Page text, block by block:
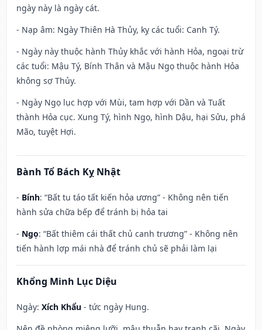
ngày này là ngày cát.
- Nạp âm: Ngày Thiên Hà Thủy, kỵ các tuổi: Canh Tý.
- Ngày này thuộc hành Thủy khắc với hành Hỏa, ngoại trừ
các tuổi: Mậu Tý, Bính Thân và Mậu Ngọ thuộc hành Hỏa
không sợ Thủy.
- Ngày Ngọ lục hợp với Mùi, tam hợp với Dần và Tuất
thành Hỏa cục. Xung Tý, hình Ngọ, hình Dậu, hại Sửu, phá
Mão, tuyệt Hợi.
Bành Tổ Bách Kỵ Nhật
- Bính: “Bất tu táo tất kiến hỏa ương” - Không nên tiến
hành sửa chữa bếp để tránh bị hỏa tai
- Ngọ: “Bất thiêm cái thất chủ canh trương” - Không nên
tiến hành lợp mái nhà để tránh chủ sẽ phải làm lại
Khổng Minh Lục Diệu
Ngày: Xích Khẩu - tức ngày Hung.